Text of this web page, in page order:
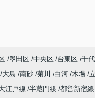
墨田区 中央区 台東区 千
大島 南砂 菊川 白河 木場
江戸線 半蔵門線 都営新宿線